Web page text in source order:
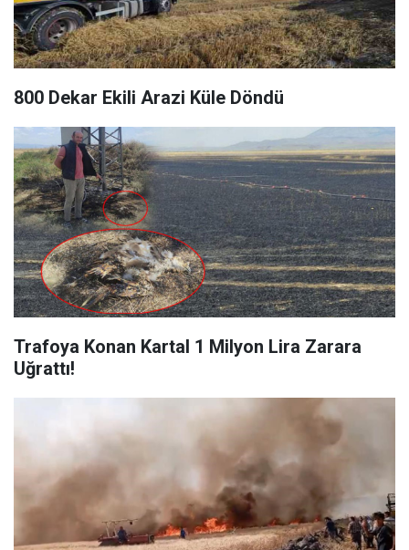
800 Dekar Ekili Arazi Küle Döndü
Trafoya Konan Kartal 1 Milyon Lira Zarara
Uğrattı!